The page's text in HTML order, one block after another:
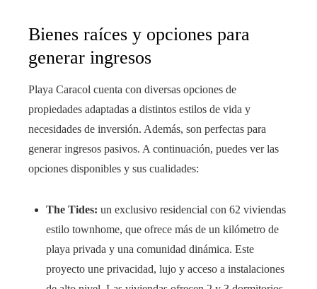
Bienes raíces y opciones para
generar ingresos
Playa Caracol cuenta con diversas opciones de
propiedades adaptadas a distintos estilos de vida y
necesidades de inversión. Además, son perfectas para
generar ingresos pasivos. A continuación, puedes ver las
opciones disponibles y sus cualidades:
The Tides: un exclusivo residencial con 62 viviendas
estilo townhome, que ofrece más de un kilómetro de
playa privada y una comunidad dinámica. Este
proyecto une privacidad, lujo y acceso a instalaciones